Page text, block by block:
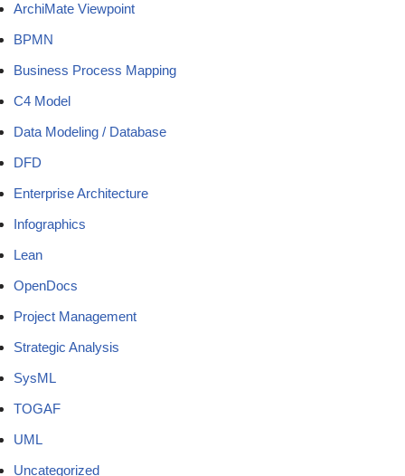
ArchiMate Viewpoint
BPMN
Business Process Mapping
C4 Model
Data Modeling / Database
DFD
Enterprise Architecture
Infographics
Lean
OpenDocs
Project Management
Strategic Analysis
SysML
TOGAF
UML
Uncategorized